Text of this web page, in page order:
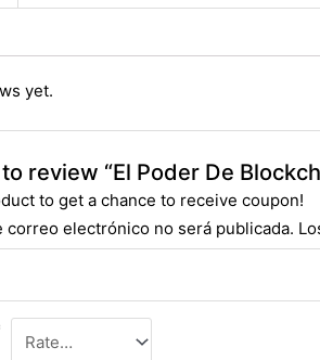
yet.
review “El Poder De
to get a chance to receive coupon!
correo electrónico no será publicada.